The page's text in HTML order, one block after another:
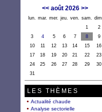
<< août 2026 >>
lun. mar. mer. jeu. ven. sam.
dim.
1
2
3
4 5 6 7 8
9
10
11 12 13 14 15
16
17
18 19 20 21 22
23
24
25 26 27 28 29
30
31
LES THÈMES
Actualité chaude
Analyse sectorielle